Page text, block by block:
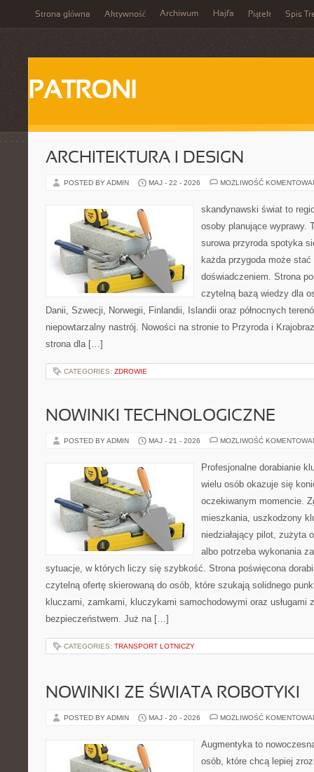
Strona główna Aktywność Archiwum Hajfa Piątek Spis
PATRONI
ARCHITEKTURA I DESIGN
POSTED BY ADMIN MAJ - 22 - 2026 MOŻLIWOŚĆ
skandynawski świat to
osoby planujące wyprawy.
surowa przyroda spotyka
każda przygoda może
doświadczeniem. Strona
czytelną bazą wiedzy dla
Danii, Szwecji, Norwegii, Finlandii, Islandii oraz północnych
niepowtarzalny nastrój. Nowości na stronie to Przyroda i
strona dla […]
CATEGORIES: ZDROWIE
NOWINKI TECHNOLOGICZNE
POSTED BY ADMIN MAJ - 21 - 2026 MOŻLIWOŚĆ
Profesjonalne dorabianie
wielu osób okazuje się
oczekiwanym momencie.
mieszkania, uszkodzony
niedziałający pilot, zużyta
albo potrzeba wykonania
sytuacje, w których liczy się szybkość. Strona poświęcona
czytelną ofertę skierowaną do osób, które szukają solidnego
kluczami, zamkami, kluczykami samochodowymi oraz usługami
bezpieczeństwem. Już na […]
CATEGORIES: TRANSPORT LOTNICZY
NOWINKI ZE ŚWIATA ROBOTYKI
POSTED BY ADMIN MAJ - 20 - 2026 MOŻLIWOŚĆ
Augmentyka to
osób, które chcą lepiej